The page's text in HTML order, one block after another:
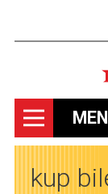
kup